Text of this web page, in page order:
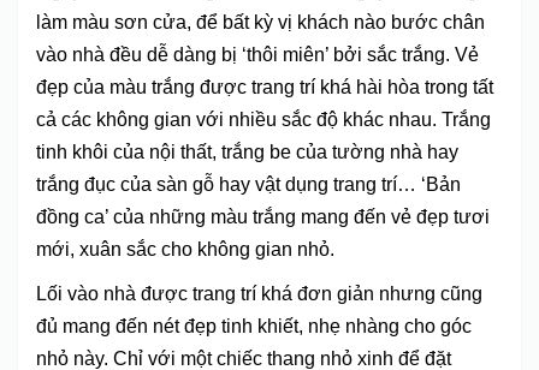
làm màu sơn cửa, để bất kỳ vị khách nào bước chân
vào nhà đều dễ dàng bị ‘thôi miên’ bởi sắc trắng. Vẻ
đẹp của màu trắng được trang trí khá hài hòa trong tất
cả các không gian với nhiều sắc độ khác nhau. Trắng
tinh khôi của nội thất, trắng be của tường nhà hay
trắng đục của sàn gỗ hay vật dụng trang trí… ‘Bản
đồng ca’ của những màu trắng mang đến vẻ đẹp tươi
mới, xuân sắc cho không gian nhỏ.
Lối vào nhà được trang trí khá đơn giản nhưng cũng
đủ mang đến nét đẹp tinh khiết, nhẹ nhàng cho góc
nhỏ này. Chỉ với một chiếc thang nhỏ xinh để đặt